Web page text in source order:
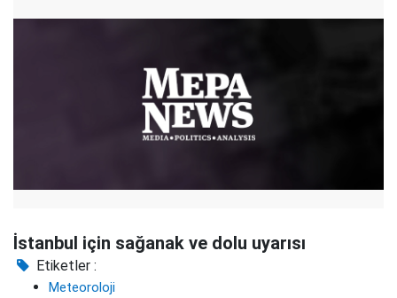
İstanbul için sağanak ve dolu uyarısı
Etiketler :
Meteoroloji